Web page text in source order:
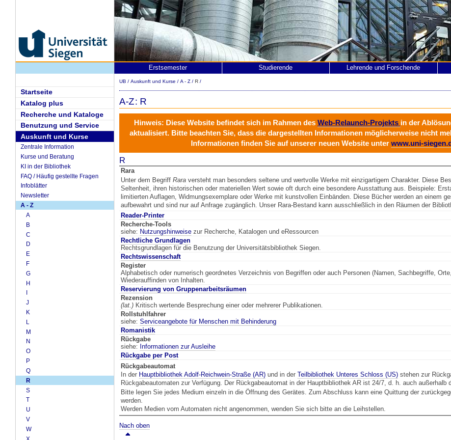
Startseite
Katalog plus
Recherche und Kataloge
Benutzung und Service
Auskunft und Kurse
Zentrale Information
Kurse und Beratung
KI in der Bibliothek
FAQ / Häufig gestellte Fragen
Infoblätter
Newsletter
A - Z
A
B
C
D
E
F
G
H
J
K
L
M
N
O
P
Q
R
S
T
U
V
W
Erstsemester Studierende Lehrende und Forschende
UB / Auskunft und Kurse / A - Z / R /
A-Z: R
Hinweis: Diese Website befindet sich im Rahmen des Web-Relaunch-Projekts in der
aktualisiert. Bitte beachten Sie, dass die dargestellten Informationen möglicherweise nicht
Informationen finden Sie auf unserer neuen Website unter www.uni-
R
Rara
Unter dem Begriff Raraversteht man besonders seltene und wertvolle Werke mit einzigartigem Charakter. Diese
Seltenheit, ihren historischen oder materiellen Wert sowie oft durch eine besondere Ausstattung aus. Beispiele:
limitierten Auflagen, Widmungsexemplare oder Werke mit kunstvollen Einbänden. Diese Bücher werden an einem
aufbewahrt und sind nur auf Anfrage zugänglich. Unser Rara-Bestand kann ausschließlich in den Räumen der
Reader-Printer
Recherche-Tools
siehe: Nutzungshinweisezur Recherche, Katalogen und eRessourcen
Rechtliche Grundlagen
Rechtsgrundlagen für die Benutzung der Universitätsbibliothek Siegen.
Rechtswissenschaft
Register
Alphabetisch oder numerisch geordnetes Verzeichnis von Begriffen oder auch Personen (Namen, Sachbegriffe,
Wiederauffinden von Inhalten.
Reservierung von Gruppenarbeitsräumen
Rezension
(lat.)Kritisch wertende Besprechung einer oder mehrerer Publikationen.
Rollstuhlfahrer
siehe: Serviceangebote für Menschen mit Behinderung
Romanistik
Rückgabe
siehe: Informationen zur Ausleihe
Rückgabe per Post
Rückgabeautomat
In der Hauptbibliothek Adolf-Reichwein-Straße (AR)und in der Teilbibliothek Unteres Schloss (US)stehen zur
Rückgabeautomaten zur Verfügung. Der Rückgabeautomat in der Hauptbibliothek AR ist 24/7, d. h. auch außerhalb
Bitte legen Sie jedes Medium einzeln in die Öffnung des Gerätes. Zum Abschluss kann eine Quittung der
werden.
Werden Medien vom Automaten nicht angenommen, wenden Sie sich bitte an die Leihstellen.
Nach oben